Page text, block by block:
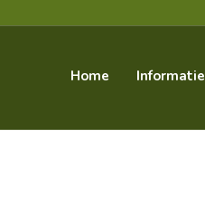
Home Informatie